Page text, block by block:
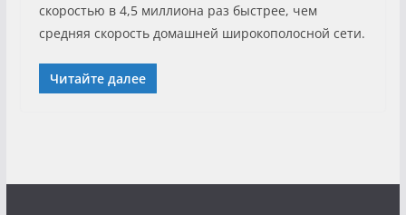
скоростью в 4,5 миллиона раз быстрее, чем
средняя скорость домашней широкополосной сети.
Читайте далее